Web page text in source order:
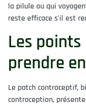
la pilule ou qui
reste efficace s'il est
Les
prendre
Le patch contraceptif,
contraception,